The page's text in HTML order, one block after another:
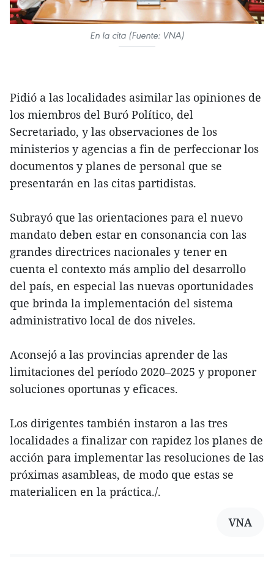
En la cita (Fuente: VNA)
Pidió a las localidades asimilar las opiniones de
los miembros del Buró Político, del
Secretariado, y las observaciones de los
ministerios y agencias a fin de perfeccionar los
documentos y planes de personal que se
presentarán en las citas partidistas.
Subrayó que las orientaciones para el nuevo
mandato deben estar en consonancia con las
grandes directrices nacionales y tener en
cuenta el contexto más amplio del desarrollo
del país, en especial las nuevas oportunidades
que brinda la implementación del sistema
administrativo local de dos niveles.
Aconsejó a las provincias aprender de las
limitaciones del período 2020–2025 y proponer
soluciones oportunas y eficaces.
Los dirigentes también instaron a las tres
localidades a finalizar con rapidez los planes de
acción para implementar las resoluciones de las
próximas asambleas, de modo que estas se
materialicen en la práctica./.
VNA